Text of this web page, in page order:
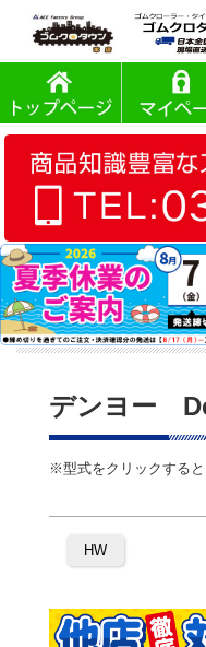
デンヨー
※型式をクリックすると
HW